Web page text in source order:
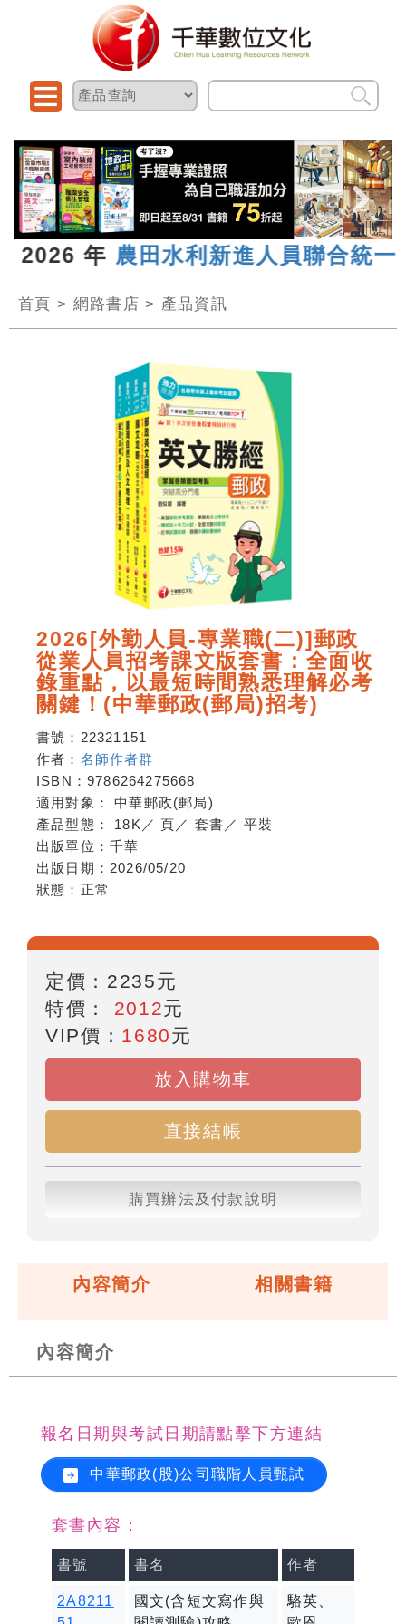
年農田水利新進人員聯合統一考
首頁 > 網路書店 > 產品資訊
2026[外勤人員-專業職(二)]郵政
從業人員招考課文版套書：全面收
錄重點，以最短時間熟悉理解必考
關鍵！(中華郵政(郵局)招考)
書號： 22321151
作者： 名師作者群
ISBN： 9786264275668
適用對象：中華郵政(郵局)
產品型態： 18K ／ 頁 ／ 套書 ／ 平裝
出版單位： 千華
出版日期： 2026/05/20
狀態： 正常
定價： 2235元
特價： 2012元
VIP價： 1680元
放入購物車
直接結帳
購買辦法及付款說明
內容簡介 相關書籍
內容簡介
報名日期與考試日期請點擊下方連結
中華郵政(股)公司職階人員甄試
套書內容：
書號 書名 作者
2A8211
國文(含短文寫作與
駱英、